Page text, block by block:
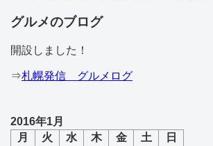
グルメのブログ
開設しました！
⇒札幌発信 グルメログ
2016年1月
月
火 水 木 金 土
日